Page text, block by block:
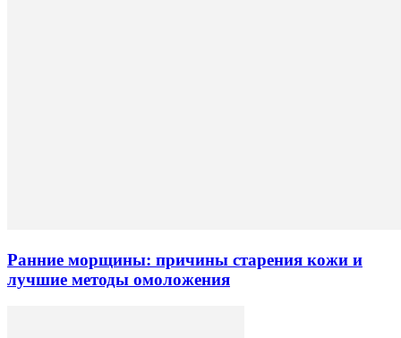
Ранние морщины: причины старения кожи и
лучшие методы омоложения